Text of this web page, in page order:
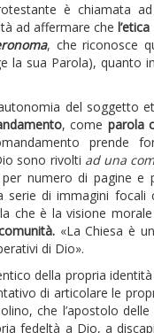
è chiamata
ad affermare che
, che riconosce
la sua Parola), quanto
del
, come parola
prende
sono rivolti ad una
numero di pagine
serie di immagini focali
che è la visione
«La Chiesa è
di Dio».
della propria
di articolare le
che l’apostolo
fedeltà a Dio, a